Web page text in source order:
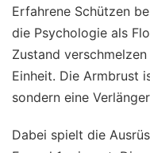
Erfahrene Schützen
die Psychologie als
Zustand
Einheit. Die Armbrust
sondern eine
Dabei spielt die